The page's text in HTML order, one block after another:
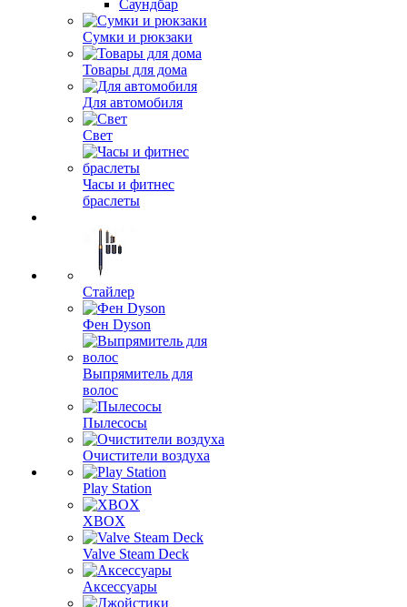
Саундбар
Сумки и рюкзаки
Товары для дома
Для автомобиля
Свет
Часы и фитнес
браслеты
Стайлер
Фен Dyson
Выпрямитель для
волос
Пылесосы
Очистители воздуха
Play Station
XBOX
Valve Steam Deck
Аксессуары